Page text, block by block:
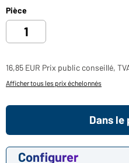
Pièce
16,85 EUR Prix public conseillé,
Afficher tous les prix échelonnés
Configurer
Dans le